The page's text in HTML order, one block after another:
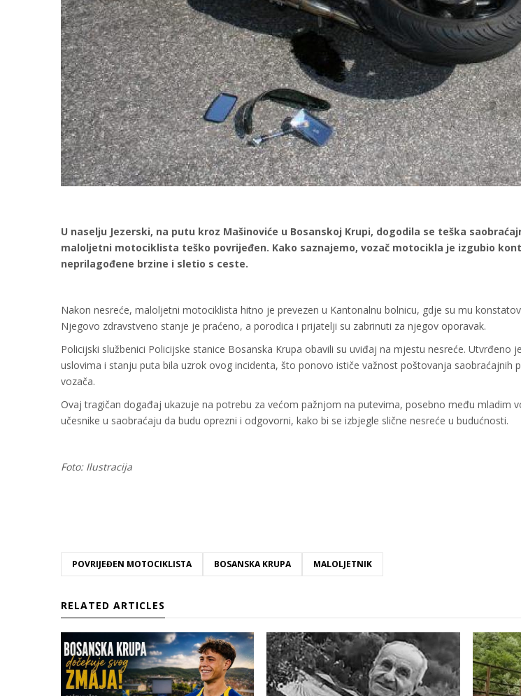
U naselju Jezerski, na putu kroz Mašinoviće u Bosanskoj Krupi, dogodila se teška
maloljetni motociklista teško povrijeđen. Kako saznajemo, vozač motocikla je izgubio
neprilagođene brzine i sletio s ceste.
Nakon nesreće, maloljetni motociklista hitno je prevezen u Kantonalnu bolnicu, gdje su mu
Njegovo zdravstveno stanje je praćeno, a porodica i prijatelji su zabrinuti za njegov oporavak.
Policijski službenici Policijske stanice Bosanska Krupa obavili su uviđaj na mjestu nesreće. Utvrđeno
uslovima i stanju puta bila uzrok ovog incidenta, što ponovo ističe važnost poštovanja saobraćajnih
vozača.
Ovaj tragičan događaj ukazuje na potrebu za većom pažnjom na putevima, posebno među mladim
učesnike u saobraćaju da budu oprezni i odgovorni, kako bi se izbjegle slične nesreće u budućnosti.
Foto: Ilustracija
POVRIJEĐEN MOTOCIKLISTA BOSANSKA KRUPA MALOLJETNIK
RELATED ARTICLES